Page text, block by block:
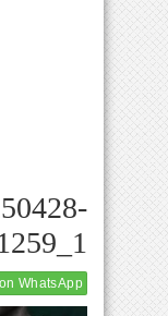
WhatsApp